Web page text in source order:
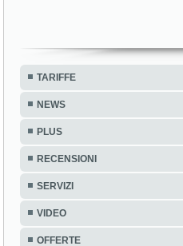
TARIFFE
NEWS
PLUS
RECENSIONI
SERVIZI
VIDEO
OFFERTE